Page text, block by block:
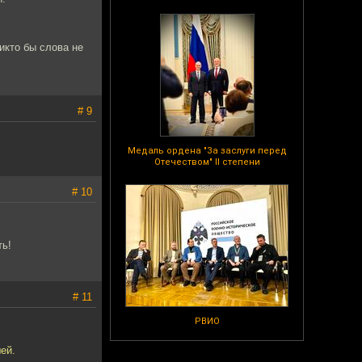
Медаль ордена "За заслуги перед
Отечеством" II степени
РВИО
бы слова не
# 9
# 10
# 11